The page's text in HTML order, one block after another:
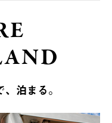
泊まる。